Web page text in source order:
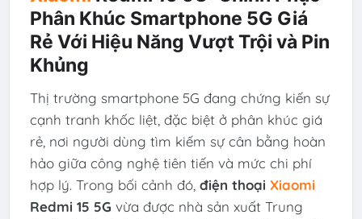
Phân Khúc Smartphone 5G Giá
Rẻ Với Hiệu Năng Vượt Trội và Pin
Khủng
Thị trường smartphone 5G đang chứng kiến sự
cạnh tranh khốc liệt, đặc biệt ở phân khúc giá
rẻ, nơi người dùng tìm kiếm sự cân bằng hoàn
hảo giữa công nghệ tiên tiến và mức chi phí
hợp lý. Trong bối cảnh đó, điện thoại Xiaomi
Redmi 15 5G vừa được nhà sản xuất Trung